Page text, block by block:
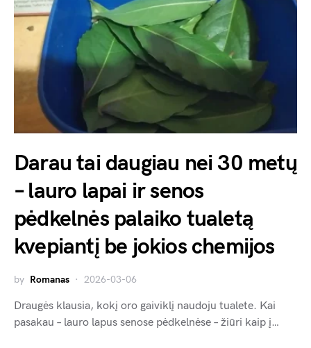
Darau tai daugiau nei 30 metų
– lauro lapai ir senos
pėdkelnės palaiko tualetą
kvepiantį be jokios chemijos
by Romanas 2026-03-06
Draugės klausia, kokį oro gaiviklį naudoju tualete. Kai
pasakau – lauro lapus senose pėdkelnėse – žiūri kaip į…